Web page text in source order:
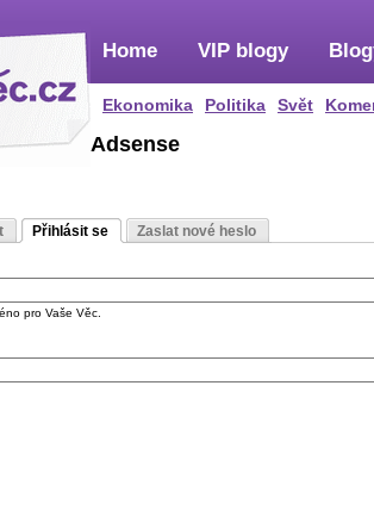
Home
Ekonomika Politika Svět
VIP blogy
Adsense
Přihlásit se Zaslat nové heslo
pro Vaše Věc.